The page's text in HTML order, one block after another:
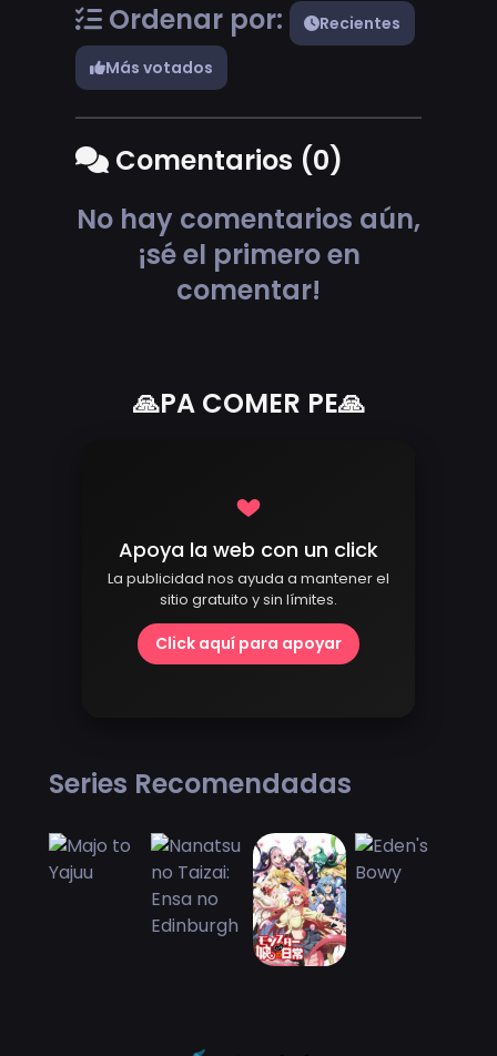
Ordenar por:
Recientes
Más votados
Comentarios (0)
No hay comentarios aún,
¡sé el primero en
comentar!
🙏PA COMER PE🙏
Apoya la web con un click
La publicidad nos ayuda a mantener el
sitio gratuito y sin límites.
Click aquí para apoyar
Series Recomendadas